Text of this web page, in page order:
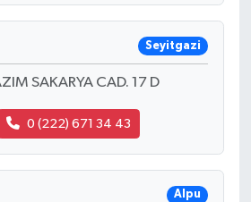
Seyitgazi
SAKARYA CAD. 17 D
0 (222) 671 34 43
Alpu